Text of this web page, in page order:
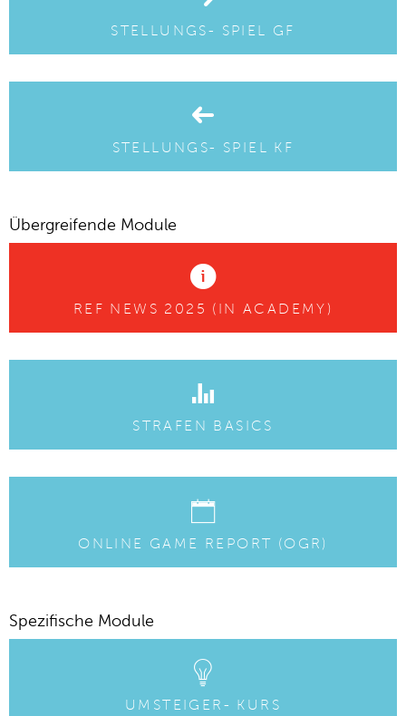
STELLUNGS- SPIEL GF
STELLUNGS- SPIEL KF
Übergreifende Module
REF NEWS 2025 (IN ACADEMY)
STRAFEN BASICS
ONLINE GAME REPORT (OGR)
Spezifische Module
UMSTEIGER- KURS